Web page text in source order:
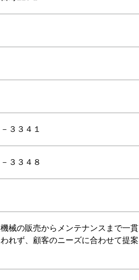
３３４１
３３４８
械の販売からメンテナンスまで一
れず、顧客のニーズに合わせて提